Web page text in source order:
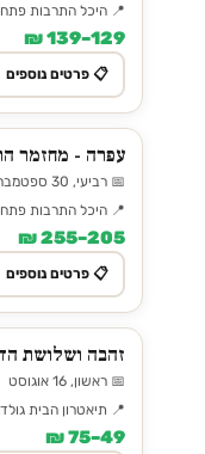
📍 היכל התרבות פתח
129–139 ₪
📋 פרטים נוספים
עפרה - מחזמר
📅 רביעי, 30 ספטמבר ⏰ 20:30
📍 היכל התרבות פתח
205–255 ₪
📋 פרטים נוספים
זהבה ושלושת
📅 ראשון, 16 אוגוסט ⏰ 11:00
📍 תיאטרון הבית
49–75 ₪